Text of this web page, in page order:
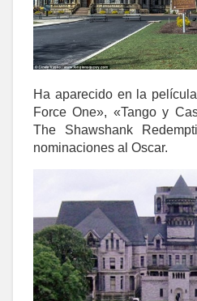
Ha aparecido en la
Force One», «Tango y
The Shawshank
nominaciones al Oscar.